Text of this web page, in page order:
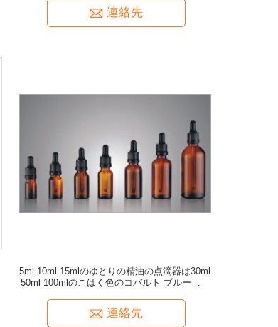
連絡先
5ml 10ml 15mlのゆとりの精油の点滴器は30ml
50ml 100mlのこはく色のコバルト ブルーをび
連絡先